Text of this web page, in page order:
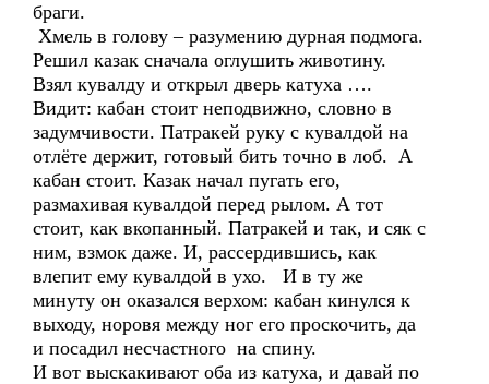
браги.
Хмель в голову – разумению дурная подмога.
Решил казак сначала оглушить животину.
Взял кувалду и открыл дверь катуха ….
Видит: кабан стоит неподвижно, словно в
задумчивости. Патракей руку с кувалдой на
отлёте держит, готовый бить точно в лоб. А
кабан стоит. Казак начал пугать его,
размахивая кувалдой перед рылом. А тот
стоит, как вкопанный. Патракей и так, и сяк с
ним, взмок даже. И, рассердившись, как
влепит ему кувалдой в ухо. И в ту же
минуту он оказался верхом: кабан кинулся к
выходу, норовя между ног его проскочить, да
и посадил несчастного на спину.
И вот выскакивают оба из катуха, и давай по